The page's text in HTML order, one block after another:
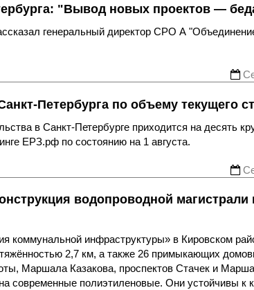
"Вывод новых проектов —
генеральный директор СРО А
Петербурга по объему текущего
в Санкт-Петербурге приходится на десять
ЕРЗ.рф по состоянию на 1 августа.
водопроводной магистрали
коммунальной инфраструктуры» в Кировском
2,7 км, а также 26 примыкающих
Маршала Казакова, проспектов Стачек и
современные полиэтиленовые. Они устойчивы к